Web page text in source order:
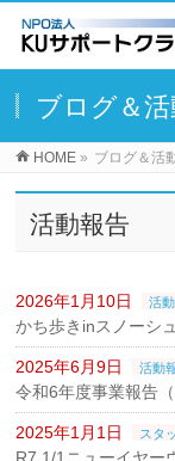
ブログ＆
HOME » ブログ＆活
活動報告
2026年1月10日 活
かち歩きinスノーシ
2025年6月9日 活動
令和6年度事業報告
2025年1月1日 スタ